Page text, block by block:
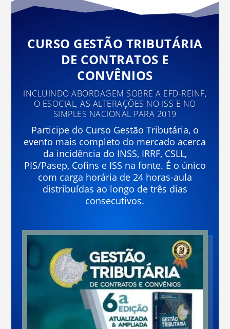
CURSO GESTÃO TRIBUTÁRIA
DE CONTRATOS E
CONVÊNIOS
INCLUINDO ABORDAGEM SOBRE A EFD-REINF,
O ESOCIAL, AS ALTERAÇÕES NO ISS E NO
SIMPLES NACIONAL PARA 2019
Participe do Curso Gestão Tributária, o
evento mais completo do mercado acerca
da incidência do INSS, IRRF, CSLL,
PIS/Pasep, Cofins e ISS na fonte. É o único
com carga horária de 24 horas-aula
distribuídas ao longo de três dias
consecutivos.